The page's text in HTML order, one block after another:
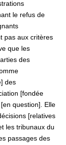
le refus de
pas aux critères
que les
des
des
[fondée
question]. Elle
[relatives
les tribunaux du
passages des